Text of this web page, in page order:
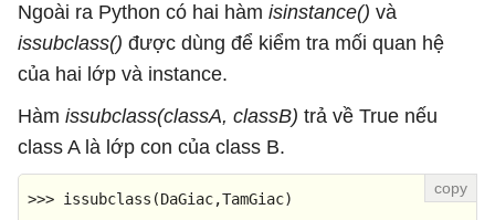
Ngoài ra Python có hai hàm isinstance() và
issubclass() được dùng để kiểm tra mối quan hệ
của hai lớp và instance.
Hàm issubclass(classA, classB) trả về True nếu
class A là lớp con của class B.
>>> issubclass